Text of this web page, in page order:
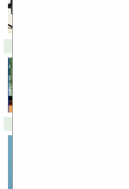
На выставке
который
Приложение под
Первые
Устройства на
доступны
интерфейса
основе Symbian^4
Nokia N8
Компания Nokia
N-серии,
Nokia N9) уже